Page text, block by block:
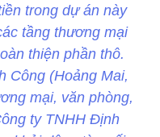
trong dự án này
tầng thương mại
thiện phần thô.
Công (Hoảng Mai,
mại, văn phòng,
ty TNHH Định